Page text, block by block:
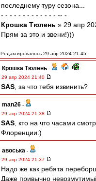
последнему туру сезона...
- - - - - - - - - - - - - -- -
Крошка Тюлень » 29 апр
Прям за это и звени!)))
Редактировалось 29 апр 2024 21:45
Крошка Тюлень -
29 апр 2024 21:40
SAS , за что тебя извинить?
man26 -
29 апр 2024 21:38
SAS , кто на что часами
Флоренции:)
авоська -
29 апр 2024 21:37
Надо же как ребята
Даже привычно